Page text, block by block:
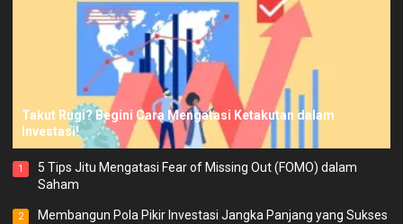
Takut Rugi? Begini Cara Mengatasi Ketakutan dalam
Investasi!
1
5 Tips Jitu Mengatasi Fear of Missing Out (FOMO) dalam
Saham
2 Membangun Pola Pikir Investasi Jangka Panjang yang Sukses